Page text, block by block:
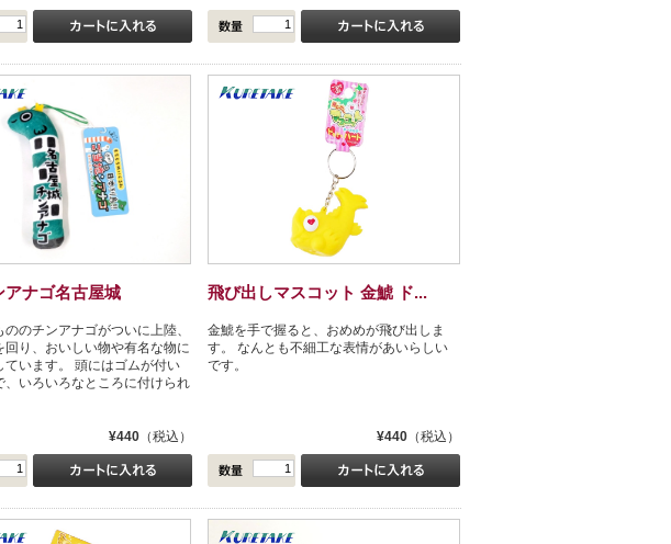
アナゴ名古屋城
のチンアナゴがついに上陸、
回り、おいしい物や有名な物に
ています。 頭にはゴムが付い
、いろいろなところに付けられ
¥440 （税込）
飛び出しマスコット 金鯱 ド...
金鯱を手で握ると、おめめが飛び出しま
す。 なんとも不細工な表情があいらしい
です。
¥440 （税込）